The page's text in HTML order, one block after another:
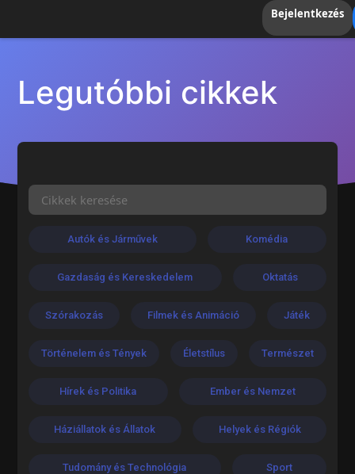
Bejelentkezés
Legutóbbi cikkek
Autók és Járművek Komédia
Gazdaság és Kereskedelem Oktatás
Szórakozás Filmek és Animáció Játék
Történelem és Tények Életstílus Természet
Hírek és Politika Ember és Nemzet
Háziállatok és Állatok Helyek és Régiók
Tudomány és Technológia Sport